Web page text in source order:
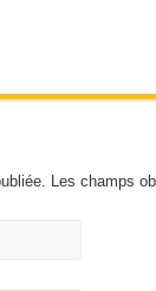
Les champs